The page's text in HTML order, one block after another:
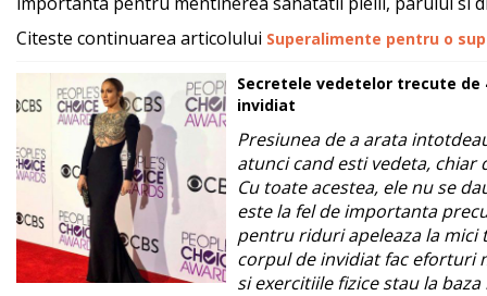
Citeste continuarea articolului Superalimente pentru o
Secretele vedetelor trecute de
invidiat
Presiunea de a arata
atunci cand esti vedeta, chiar
Cu toate acestea, ele nu se
este la fel de importanta
pentru riduri apeleaza la
corpul de invidiat fac eforturi
si exercitiile fizice stau la